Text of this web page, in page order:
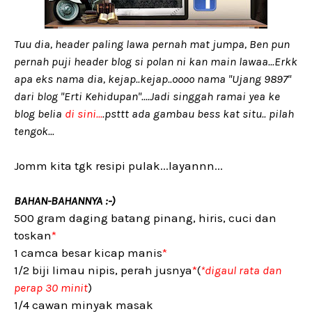
Tuu dia, header paling lawa pernah mat jumpa, Ben pun
pernah puji header blog si polan ni kan main lawaa...Erkk
apa eks nama dia, kejap..kejap..oooo nama "Ujang 9897"
dari blog "Erti Kehidupan"....Jadi singgah ramai yea ke
blog belia di sini....psttt ada gambau bess kat situ.. pilah
tengok...
Jomm kita tgk resipi pulak...layannn...
BAHAN-BAHANNYA :-)
500 gram daging batang pinang, hiris, cuci dan
toskan*
1 camca besar kicap manis*
1/2 biji limau nipis, perah jusnya*(*digaul rata dan
perap 30 minit)
1/4 cawan minyak masak